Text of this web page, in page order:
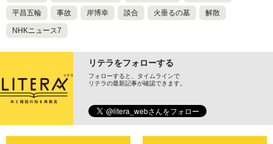
平昌五輪 事故 岸博幸 談合 火垂るの墓 解散
NHKニュース7
リテラをフォローする
フォローすると、タイムラインで
リテラの最新記事が確認できます。